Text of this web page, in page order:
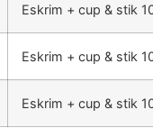
Eskrim + cup & stik
Eskrim + cup & stik
Eskrim + cup & stik